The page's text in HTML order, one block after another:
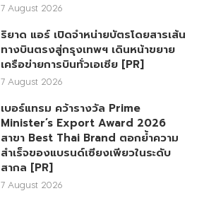
7 August 2026
ริยาด แอร์ เปิดจำหน่ายบัตรโดยสารเส้น
ทางบินตรงสู่กรุงเทพฯ เดินหน้าขยาย
เครือข่ายการบินทั่วเอเชีย [PR]
7 August 2026
เบอร์แทรม คว้ารางวัล Prime
Minister’s Export Award 2026
สาขา Best Thai Brand ตอกย้ำความ
สำเร็จของแบรนด์เซียงเพียวในระดับ
สากล [PR]
7 August 2026